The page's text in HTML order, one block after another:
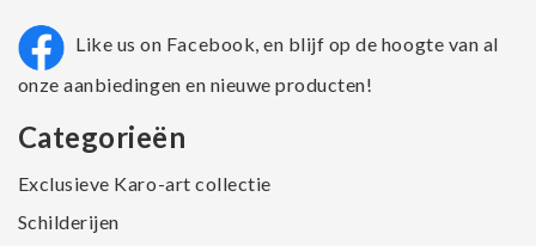
Like us on Facebook, en blijf op de hoogte van al
onze aanbiedingen en nieuwe producten!
Categorieën
Exclusieve Karo-art collectie
Schilderijen